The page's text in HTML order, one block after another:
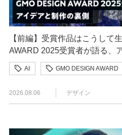
【前編】受賞作品はこうして
AWARD 2025受賞者が語る、
AI
GMO DESIGN AWARD
2026.08.06
デザイン